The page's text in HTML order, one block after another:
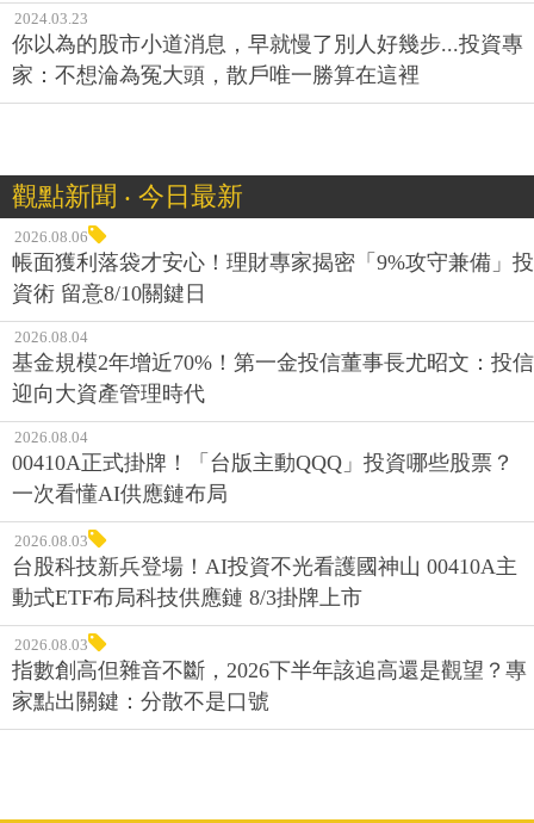
2024.03.23
你以為的股市小道消息，早就慢了別人好幾步...投資專
家：不想淪為冤大頭，散戶唯一勝算在這裡
觀點新聞 ‧ 今日最新
2026.08.06
帳面獲利落袋才安心！理財專家揭密「9%攻守兼備」投
資術 留意8/10關鍵日
2026.08.04
基金規模2年增近70%！第一金投信董事長尤昭文：投信
迎向大資產管理時代
2026.08.04
00410A正式掛牌！「台版主動QQQ」投資哪些股票？
一次看懂AI供應鏈布局
2026.08.03
台股科技新兵登場！AI投資不光看護國神山 00410A主
動式ETF布局科技供應鏈 8/3掛牌上市
2026.08.03
指數創高但雜音不斷，2026下半年該追高還是觀望？專
家點出關鍵：分散不是口號